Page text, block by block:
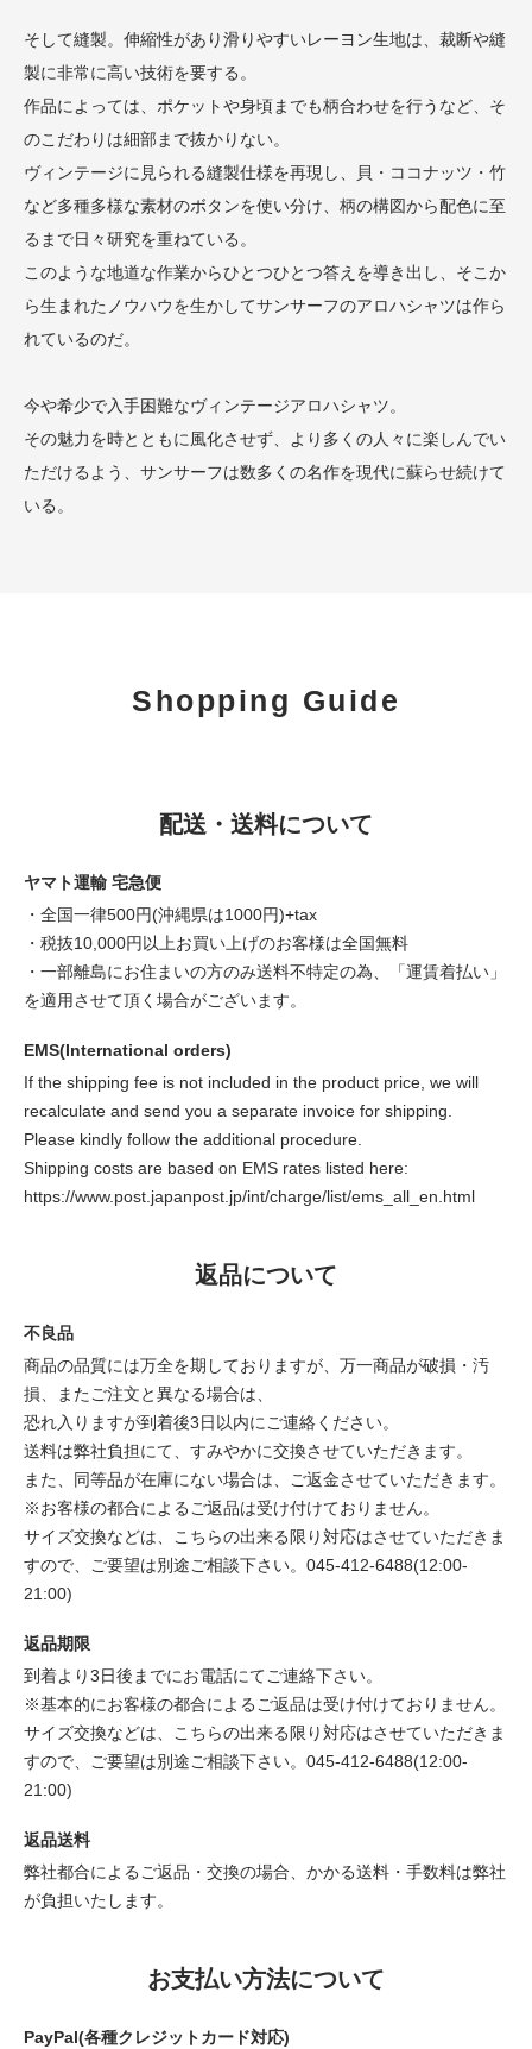
そして縫製。伸縮性があり滑りやすいレーヨン生地は、裁断や縫
製に非常に高い技術を要する。
作品によっては、ポケットや身頃までも柄合わせを行うなど、そ
のこだわりは細部まで抜かりない。
ヴィンテージに見られる縫製仕様を再現し、貝・ココナッツ・竹
など多種多様な素材のボタンを使い分け、柄の構図から配色に至
るまで日々研究を重ねている。
このような地道な作業からひとつひとつ答えを導き出し、そこか
ら生まれたノウハウを生かしてサンサーフのアロハシャツは作ら
れているのだ。
今や希少で入手困難なヴィンテージアロハシャツ。
その魅力を時とともに風化させず、より多くの人々に楽しんでい
ただけるよう、サンサーフは数多くの名作を現代に蘇らせ続けて
いる。
Shopping Guide
配送・送料について
ヤマト運輸 宅急便
・全国一律500円(沖縄県は1000円)+tax
・税抜10,000円以上お買い上げのお客様は全国無料
・一部離島にお住まいの方のみ送料不特定の為、「運賃着払い」
を適用させて頂く場合がございます。
EMS(International orders)
If the shipping fee is not included in the product price, we will
recalculate and send you a separate invoice for shipping.
Please kindly follow the additional procedure.
Shipping costs are based on EMS rates listed here:
https://www.post.japanpost.jp/int/charge/list/ems_all_en.html
返品について
不良品
商品の品質には万全を期しておりますが、万一商品が破損・汚
損、またご注文と異なる場合は、
恐れ入りますが到着後3日以内にご連絡ください。
送料は弊社負担にて、すみやかに交換させていただきます。
また、同等品が在庫にない場合は、ご返金させていただきます。
※お客様の都合によるご返品は受け付けておりません。
サイズ交換などは、こちらの出来る限り対応はさせていただきま
すので、ご要望は別途ご相談下さい。045-412-6488(12:00-
21:00)
返品期限
到着より3日後までにお電話にてご連絡下さい。
※基本的にお客様の都合によるご返品は受け付けておりません。
サイズ交換などは、こちらの出来る限り対応はさせていただきま
すので、ご要望は別途ご相談下さい。045-412-6488(12:00-
21:00)
返品送料
弊社都合によるご返品・交換の場合、かかる送料・手数料は弊社
が負担いたします。
お支払い方法について
PayPal(各種クレジットカード対応)